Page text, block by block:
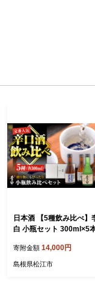
日本酒 【5種飲み比べ】
白 小瓶セット 300ml×5
会社 [ALDF008]｜日本酒
酒 酒 おさけ 地酒 純米酒
寄附金額 14,000円
島根県松江市